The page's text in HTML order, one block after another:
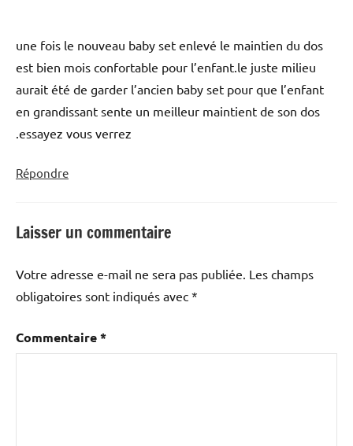
une fois le nouveau baby set enlevé le maintien du dos
est bien mois confortable pour l’enfant.le juste milieu
aurait été de garder l’ancien baby set pour que l’enfant
en grandissant sente un meilleur maintient de son dos
.essayez vous verrez
Répondre
Laisser un commentaire
Votre adresse e-mail ne sera pas publiée. Les champs
obligatoires sont indiqués avec *
Commentaire*